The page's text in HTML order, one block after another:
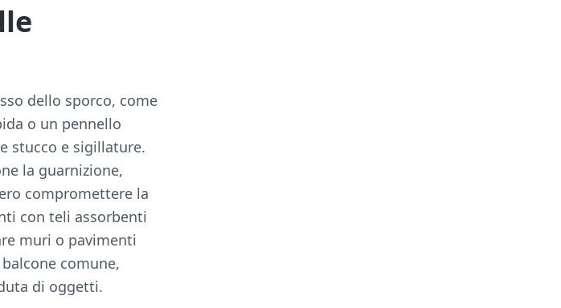
dello sporco, come
o un pennello
stucco e sigillature.
la guarnizione,
compromettere la
con teli assorbenti
muri o pavimenti
comune,
di oggetti.